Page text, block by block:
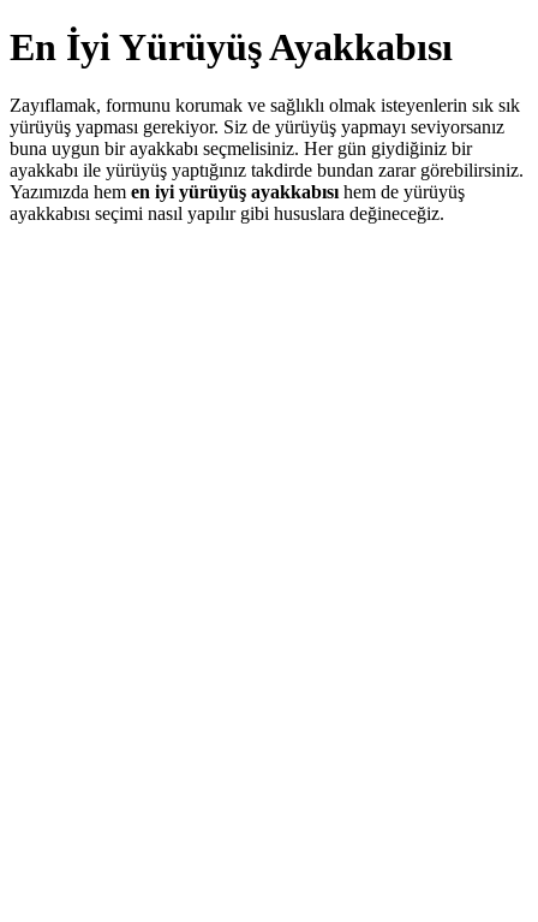
En İyi Yürüyüş Ayakkabısı
Zayıflamak, formunu korumak ve sağlıklı olmak isteyenlerin sık sık
yürüyüş yapması gerekiyor. Siz de yürüyüş yapmayı seviyorsanız
buna uygun bir ayakkabı seçmelisiniz. Her gün giydiğiniz bir
ayakkabı ile yürüyüş yaptığınız takdirde bundan zarar görebilirsiniz.
Yazımızda hem en iyi yürüyüş ayakkabısıhem de yürüyüş
ayakkabısı seçimi nasıl yapılır gibi hususlara değineceğiz.